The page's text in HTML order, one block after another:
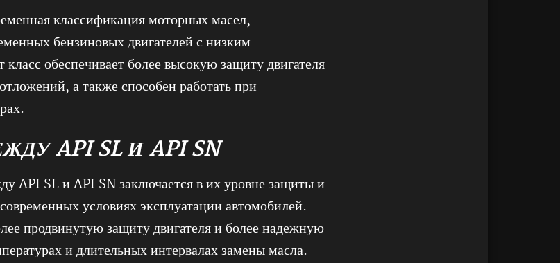
классификация моторных масел,
бензиновых двигателей с низким
обеспечивает более высокую защиту двигателя
а также способен работать при
API SL И API SN
API SL и API SN заключается в их уровне защиты и
условиях эксплуатации автомобилей.
продвинутую защиту двигателя и более надежную
и длительных интервалах замены масла.